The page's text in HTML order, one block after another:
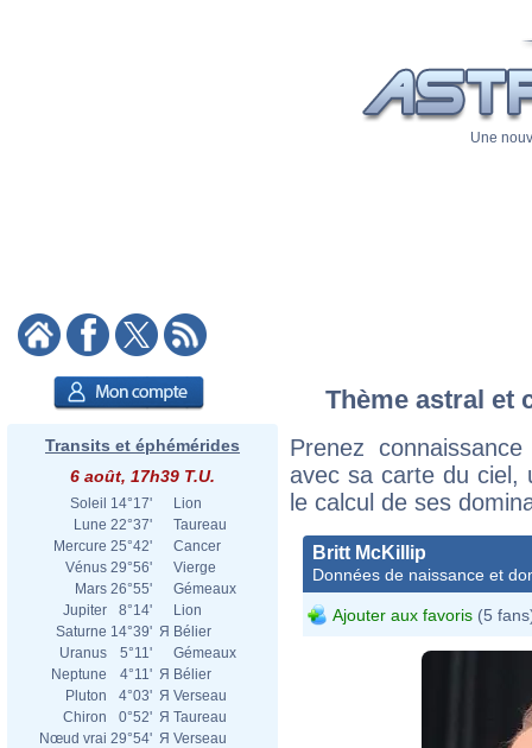
Une
Transits et éphémérides
6 août, 17h39 T.U.
Soleil 14°17'
Lion
Lune 22°37'
Taureau
Mercure 25°42'
Cancer
Vénus 29°56'
Vierge
Mars 26°55'
Gémeaux
Jupiter
8°14'
Lion
Saturne 14°39' Я Bélier
Uranus
5°11'
Gémeaux
Neptune
4°11' Я Bélier
Pluton
4°03' Я Verseau
Chiron
0°52' Я Taureau
Nœud vrai 29°54' Я Verseau
Thème astral et
Prenez
avec sa carte du ciel,
le calcul de ses
Britt McKillip
Données de naissance et
Ajouter aux favoris (5